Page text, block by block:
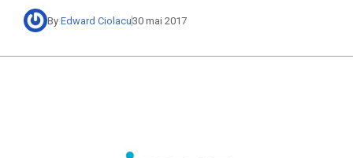
By Edward Ciolacu30 mai 2017